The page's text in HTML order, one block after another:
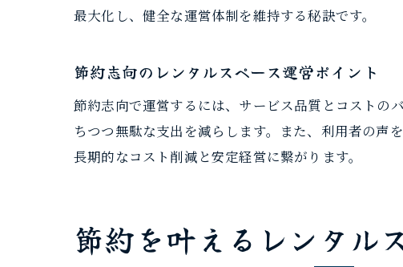
最大化し、健全な運営体制を維持する秘訣です。
節約志向のレンタルスペース運営ポイント
節約志向で運営するには、サービス品質とコストの
ちつつ無駄な支出を減らします。また、利用者の声
長期的なコスト削減と安定経営に繋がります。
節約を叶えるレンタル